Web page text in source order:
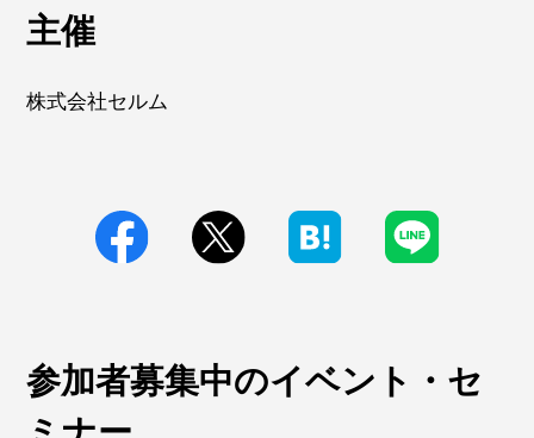
主催
株式会社セルム
参加者募集中のイベント・セ